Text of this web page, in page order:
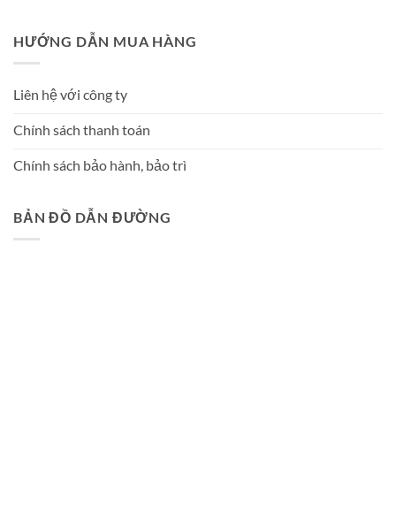
HƯỚNG DẪN MUA HÀNG
Liên hệ với công ty
Chính sách thanh toán
Chính sách bảo hành, bảo trì
BẢN ĐỒ DẪN ĐƯỜNG